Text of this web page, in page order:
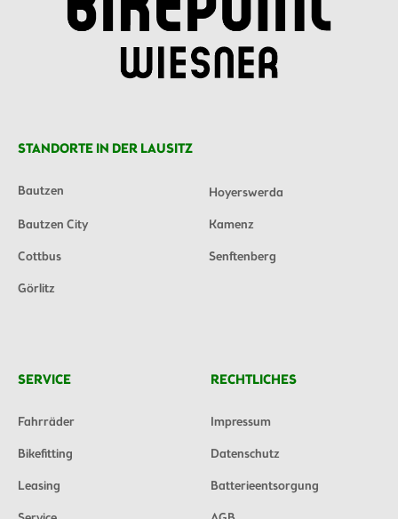
STANDORTE IN DER LAUSITZ
Bautzen
Hoyerswerda
Bautzen City
Kamenz
Cottbus
Senftenberg
Görlitz
SERVICE
Fahrräder
Bikefitting
Leasing
RECHTLICHES
Impressum
Datenschutz
Batterieentsorgung